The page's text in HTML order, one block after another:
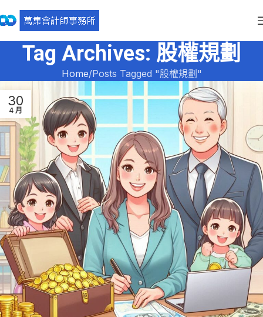
Tag Archives: 股權規劃
Home Posts Tagged "股權規劃"
30
4 月